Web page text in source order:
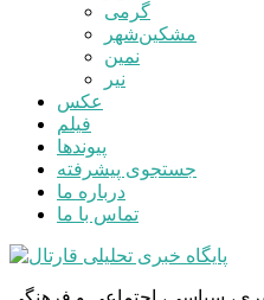
گرمی
مشکین‌شهر
نمین
نیر
عکس
فیلم
پیوندها
جستجوی پیشرفته
درباره ما
تماس با ما